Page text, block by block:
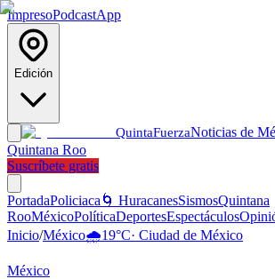
ImpresoPodcastApp
Edición
QuintaFuerzaNoticias de
Quintana Roo
Suscríbete gratis
PortadaPoliciaca 🌀 HuracanesSismosQuintana
RooMéxicoPolíticaDeportesEspectáculos
Inicio/México🌧️19°C· Ciudad de México
México